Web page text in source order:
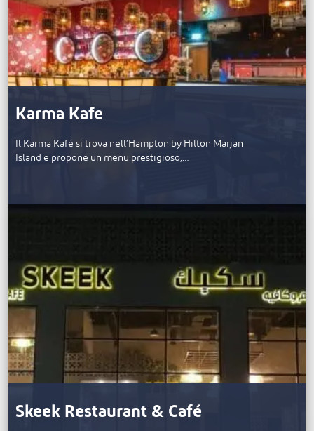
Karma Kafe
Il Karma Kafé si trova nell’Hampton by Hilton Marjan
Island e propone un menu prestigioso,…
Skeek Restaurant & Café